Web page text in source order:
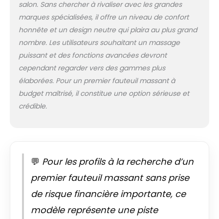
vous permettent de
faire l'expérience
d'un massage
mieux ciblé. De plus,
la télécommande
incluse vous permet
de choisir différents
programmes de
massage. La
d'alimentation USB
certifiée de 5 V
(non fournie).
【Expérience
d'assise
confortable :】 le
salon. Sans chercher à rivaliser avec les grandes
marques spécialisées, il offre un niveau de confort
honnête et un design neutre qui plaira au plus grand
nombre. Les utilisateurs souhaitant un massage
puissant et des fonctions avancées devront
cependant regarder vers des gammes plus
élaborées. Pour un premier fauteuil massant à
budget maîtrisé, il constitue une option sérieuse et
crédible.
💬 Pour les profils à la recherche d’un
premier fauteuil massant sans prise
de risque financière importante, ce
modèle représente une piste